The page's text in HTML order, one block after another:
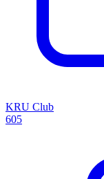
KRU Club
605